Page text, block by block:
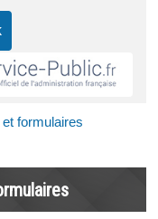
formulaires